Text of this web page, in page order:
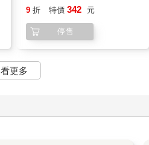
9 折 特價 342 元
停售
看更多